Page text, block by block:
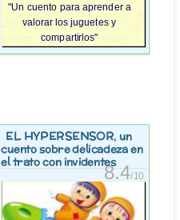
"Un cuento para aprender a
valorar los juguetes y
compartirlos"
EL HYPERSENSOR, un
cuento sobre delicadeza en
el trato con invidentes
8.4/10